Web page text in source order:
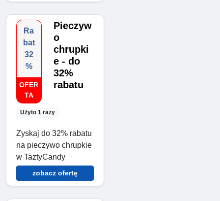
Ra
bat
32
%
OFER
TA
Użyto 1 razy
Pieczyw
o
chrupki
e - do
32%
rabatu
Zyskaj do 32% rabatu
na pieczywo chrupkie
w TaztyCandy
zobacz ofertę